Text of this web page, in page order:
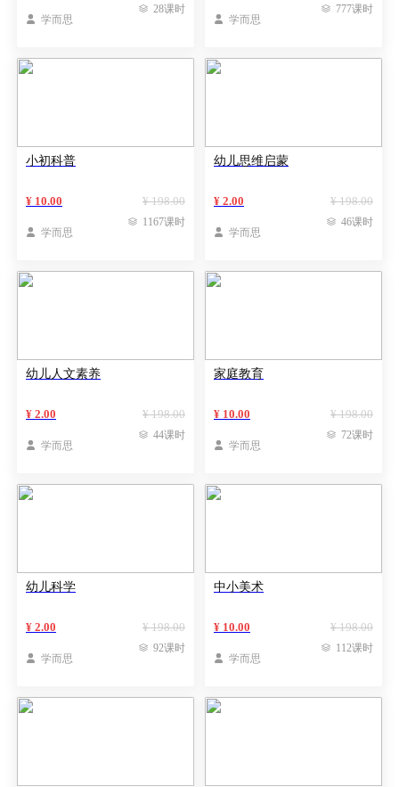
 学而思
 28课时
 学而思
 777课时
小初科普
¥ 198.00
¥ 10.00
 学而思
 1167课时
幼儿思维启蒙
¥ 198.00
¥ 2.00
 学而思
 46课时
幼儿人文素养
¥ 198.00
¥ 2.00
 学而思
 44课时
家庭教育
¥ 198.00
¥ 10.00
 学而思
 72课时
幼儿科学
¥ 198.00
¥ 2.00
 学而思
 92课时
中小美术
¥ 198.00
¥ 10.00
 学而思
 112课时